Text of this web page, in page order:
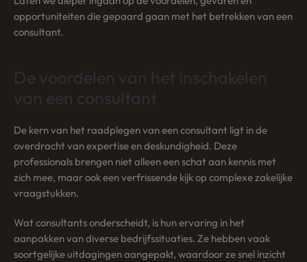
opportuniteiten die gepaard gaan met het betrekken van een
consultant.
De voordelen van het inschakelen
van een consultant
De kern van het raadplegen van een consultant ligt in de
overdracht van expertise en deskundigheid. Deze
professionals brengen niet alleen een schat aan kennis met
zich mee, maar ook een verfrissende kijk op complexe zakelijke
vraagstukken.
Wat consultants onderscheidt, is hun ervaring in het
aanpakken van diverse bedrijfssituaties. Ze hebben vaak
soortgelijke uitdagingen aangepakt, waardoor ze snel inzicht